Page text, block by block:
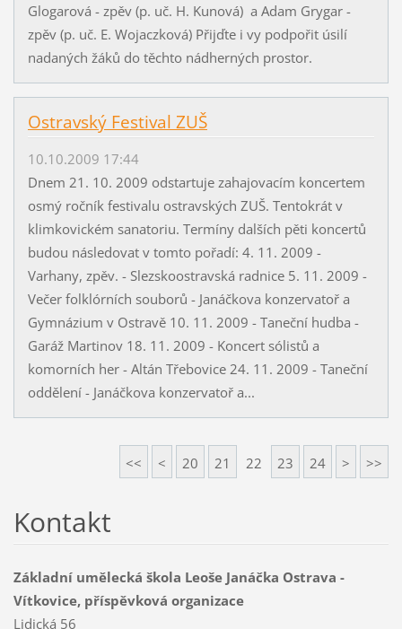
Glogarová - zpěv (p. uč. H. Kunová) a Adam Grygar -
zpěv (p. uč. E. Wojaczková) Přijďte i vy podpořit úsilí
nadaných žáků do těchto nádherných prostor.
Ostravský Festival ZUŠ
10.10.2009 17:44
Dnem 21. 10. 2009 odstartuje zahajovacím koncertem
osmý ročník festivalu ostravských ZUŠ. Tentokrát v
klimkovickém sanatoriu. Termíny dalších pěti koncertů
budou následovat v tomto pořadí: 4. 11. 2009 -
Varhany, zpěv. - Slezskoostravská radnice 5. 11. 2009 -
Večer folklórních souborů - Janáčkova konzervatoř a
Gymnázium v Ostravě 10. 11. 2009 - Taneční hudba -
Garáž Martinov 18. 11. 2009 - Koncert sólistů a
komorních her - Altán Třebovice 24. 11. 2009 - Taneční
oddělení - Janáčkova konzervatoř a...
<< < 20 21 22 23 24 > >>
Kontakt
Základní umělecká škola Leoše Janáčka Ostrava -
Vítkovice, příspěvková organizace
Lidická 56